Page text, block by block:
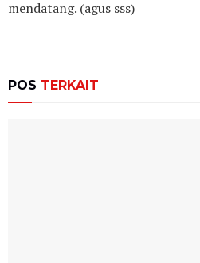
mendatang. (agus sss)
POS TERKAIT